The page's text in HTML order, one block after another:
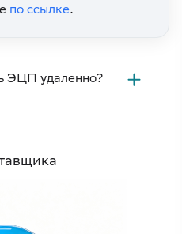
по ссылке.
ЭЦП удаленно?